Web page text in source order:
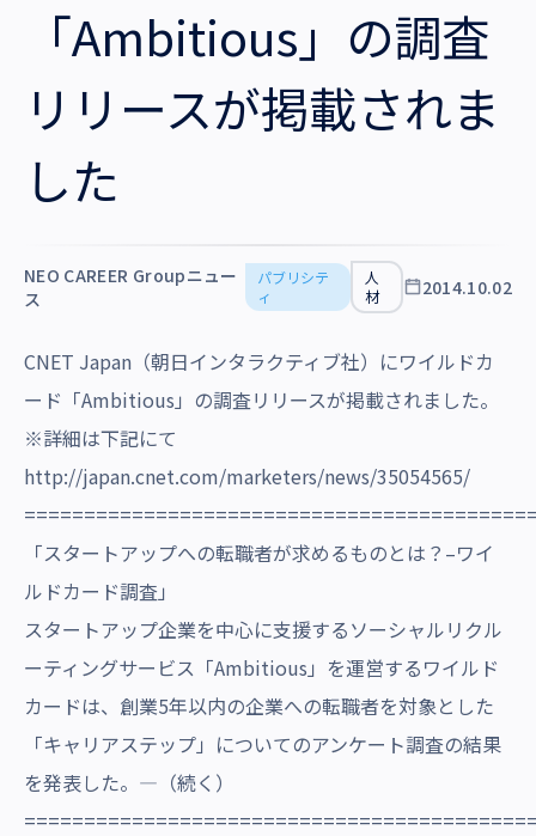
拠点一覧
グループ会社
「Ambitious」の調査
リリースが掲載されま
した
NEO CAREER Groupニュー
ス
パブリシテ
ィ
人
材
2014.10.02
CNET Japan（朝日インタラクティブ社）にワイルドカ
ード「Ambitious」の調査リリースが掲載されました。
※詳細は下記にて
http://japan.cnet.com/marketers/news/35054565/
「スタートアップへの転職者が求めるものとは？–ワイ
ルドカード調査」
スタートアップ企業を中心に支援するソーシャルリクル
ーティングサービス「Ambitious」を運営するワイルド
カードは、創業5年以内の企業への転職者を対象とした
「キャリアステップ」についてのアンケート調査の結果
を発表した。―（続く）